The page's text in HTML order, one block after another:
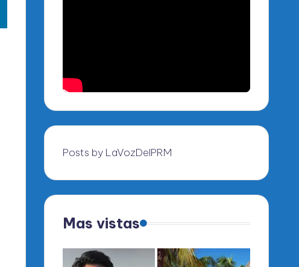
Posts by LaVozDelPRM
Mas vistas